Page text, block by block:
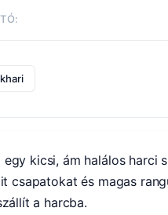
egy kicsi, ám halálos harci
csapatokat és magas
a harcba.